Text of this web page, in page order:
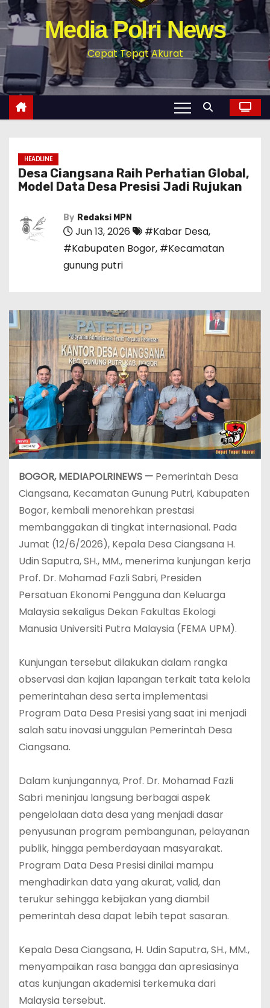
Media Polri News
Cepat Tepat Akurat
HEADLINE
Desa Ciangsana Raih Perhatian Global,
Model Data Desa Presisi Jadi Rujukan‎
By Redaksi MPN
Jun 13, 2026 #Kabar Desa,
#Kabupaten Bogor, #Kecamatan
gunung putri
BOGOR, MEDIAPOLRINEWS — Pemerintah Desa
Ciangsana, Kecamatan Gunung Putri, Kabupaten
Bogor, kembali menorehkan prestasi
membanggakan di tingkat internasional. Pada
Jumat (12/6/2026), Kepala Desa Ciangsana H.
Udin Saputra, SH., MM., menerima kunjungan kerja
Prof. Dr. Mohamad Fazli Sabri, Presiden
Persatuan Ekonomi Pengguna dan Keluarga
Malaysia sekaligus Dekan Fakultas Ekologi
Manusia Universiti Putra Malaysia (FEMA UPM).
‎Kunjungan tersebut dilakukan dalam rangka
observasi dan kajian lapangan terkait tata kelola
pemerintahan desa serta implementasi
Program Data Desa Presisi yang saat ini menjadi
salah satu inovasi unggulan Pemerintah Desa
Ciangsana.
‎Dalam kunjungannya, Prof. Dr. Mohamad Fazli
Sabri meninjau langsung berbagai aspek
pengelolaan data desa yang menjadi dasar
penyusunan program pembangunan, pelayanan
publik, hingga pemberdayaan masyarakat.
Program Data Desa Presisi dinilai mampu
menghadirkan data yang akurat, valid, dan
terukur sehingga kebijakan yang diambil
pemerintah desa dapat lebih tepat sasaran.
‎Kepala Desa Ciangsana, H. Udin Saputra, SH., MM.,
menyampaikan rasa bangga dan apresiasinya
atas kunjungan akademisi terkemuka dari
Malaysia tersebut.